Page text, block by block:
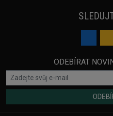
ODEBÍRAT